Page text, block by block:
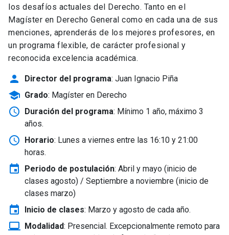
los desafíos actuales del Derecho. Tanto en el
Magíster en Derecho General como en cada una de sus
menciones, aprenderás de los mejores profesores, en
un programa flexible, de carácter profesional y
reconocida excelencia académica.
person Director del programa: Juan Ignacio Piña
school Grado: Magíster en Derecho
schedule Duración del programa: Mínimo 1 año, máximo 3
años.
schedule Horario: Lunes a viernes entre las 16:10 y 21:00
horas.
event Periodo de postulación: Abril y mayo (inicio de
clases agosto) / Septiembre a noviembre (inicio de
clases marzo)
event Inicio de clases: Marzo y agosto de cada año.
laptop_windows Modalidad: Presencial. Excepcionalmente remoto para